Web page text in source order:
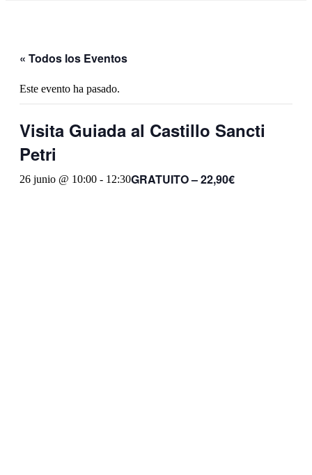
« Todos los Eventos
Este evento ha pasado.
Visita Guiada al Castillo Sancti
Petri
26 junio @ 10:00 - 12:30GRATUITO – 22,90€